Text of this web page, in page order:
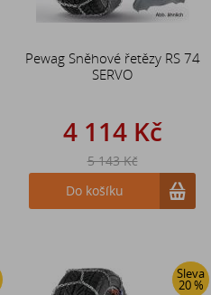
Pewag Sněhové řetězy RS 74
SERVO
4 114 Kč
5 143 Kč
Do košíku
Sleva
20 %